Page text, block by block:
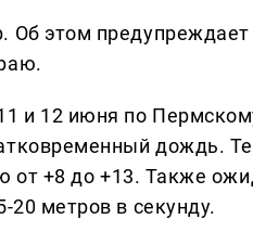
этом предупреждает
и 12 июня по
дождь.
от +8 до +13. Также
метров в секунду.